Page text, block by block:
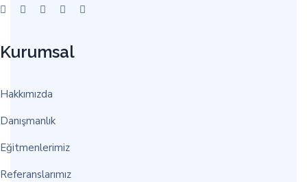
Kurumsal
Hakkımızda
Danışmanlık
Eğitmenlerimiz
Referanslarımız